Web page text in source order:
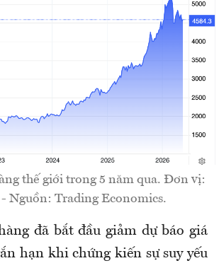
thế giới trong 5 năm qua. Đơn vị:
Nguồn: Trading Economics.
đã bắt đầu giảm dự báo giá
hạn khi chứng kiến sự suy yếu